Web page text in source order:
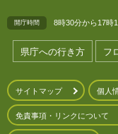
開庁時間 8時30分から17時
県庁への行き方 フ
サイトマップ 個人
免責事項・リンクについて